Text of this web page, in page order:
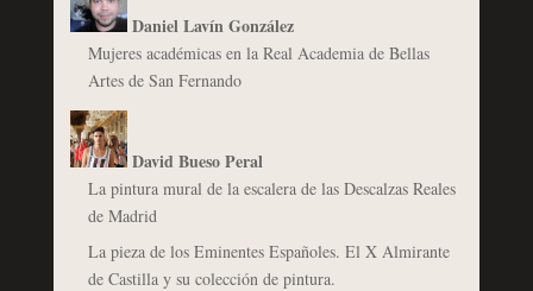
Daniel Lavín González
Mujeres académicas en la Real Academia de Bellas
Artes de San Fernando
David Bueso Peral
La pintura mural de la escalera de las Descalzas Reales
de Madrid
La pieza de los Eminentes Españoles. El X Almirante
de Castilla y su colección de pintura.